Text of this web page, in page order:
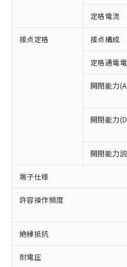
定格電流
接点定格 接点構成
定格通電
開閉能力
開閉能力
開閉能力
端子仕様
許容操作頻度
絶縁抵抗
耐電圧
ご利用条件
以下の条件をお読
本サービス
商品の当社在
(税抜)を提供
当社制御機器
本サービス
ことをご了承
在庫状況お
記載してい
タに基づき作
準価格とは
対応済み：EU
非含有に対応した
対応予定：EU
有に対応した製品
対応予定なし：EU
非含有に非対応の
調査・確認中：EU
非含有の対応状況
非該当品：ライセ
害物質有無と関係
仕入先様の事情に
いたものが、含有
むを得ず変更する
*EU RoHS指令（10物質）：
鉛(Pb) 1000ppm以下、
六価クロム(Cr(Ⅵ))
「○」：最大均質
基準値以下である
「×」：最大均質材
基準値を超えてい
「－」：未確認で
当社は、こ
為替および外
（以下｢規制
または国外
国政府の輸
可)を取得す